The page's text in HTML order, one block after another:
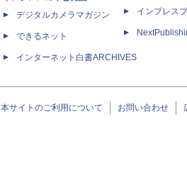
デジタルカメラマガジン
できるネット
インターネット白書ARCHIVES
インプレス
本サイトのご利用について お問い合わせ